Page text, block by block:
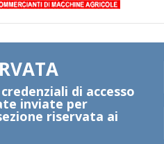
di accesso
inviate per
riservata ai